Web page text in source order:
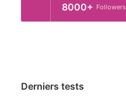
8000+ Followers
Derniers tests